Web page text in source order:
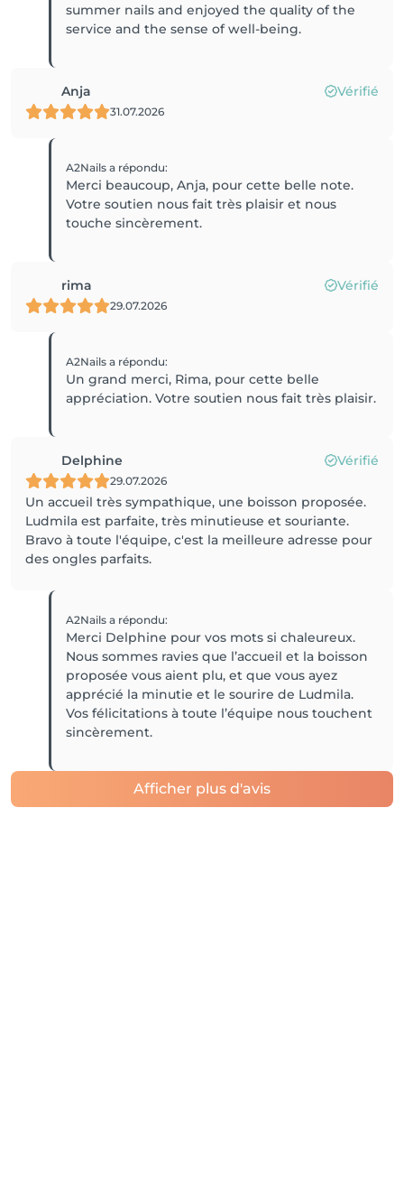
summer nails and enjoyed the quality of the
service and the sense of well-being.
Anja Vérifié
31.07.2026
A2Nailsa répondu:
Merci beaucoup, Anja, pour cette belle note.
Votre soutien nous fait très plaisir et nous
touche sincèrement.
rima Vérifié
29.07.2026
A2Nailsa répondu:
Un grand merci, Rima, pour cette belle
appréciation. Votre soutien nous fait très plaisir.
Delphine Vérifié
29.07.2026
Un accueil très sympathique, une boisson proposée.
Ludmila est parfaite, très minutieuse et souriante.
Bravo à toute l'équipe, c'est la meilleure adresse pour
des ongles parfaits.
A2Nailsa répondu:
Merci Delphine pour vos mots si chaleureux.
Nous sommes ravies que l’accueil et la boisson
proposée vous aient plu, et que vous ayez
apprécié la minutie et le sourire de Ludmila.
Vos félicitations à toute l’équipe nous touchent
sincèrement.
Afficher plus d'avis